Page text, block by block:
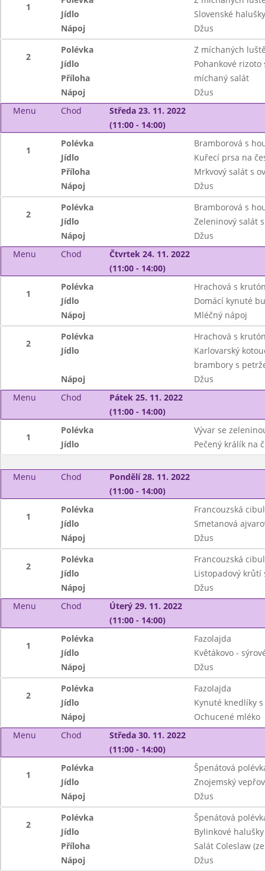
1
Jídlo
Slovenské
Nápoj
Džus
2
Polévka
Z míchaných
Jídlo
Pohankové
Příloha
míchaný salát
Nápoj
Džus
Menu
Chod
Středa 23. 11. 2022
(11:00 - 14:00)
1
Polévka
Bramborová s
Jídlo
Kuřecí prsa na
Příloha
Mrkvový salát s
Nápoj
Džus
2
Polévka
Bramborová s
Jídlo
Zeleninový salát
Nápoj
Džus
Menu
Chod
Čtvrtek 24. 11. 2022
(11:00 - 14:00)
1
Polévka
Hrachová s
Jídlo
Domácí kynuté
Nápoj
Mléčný nápoj
2
Polévka
Hrachová s
Jídlo
Karlovarský
brambory s
Nápoj
Džus
Menu
Chod
Pátek 25. 11. 2022
(11:00 - 14:00)
1
Polévka
Vývar se
Jídlo
Pečený králík na
Menu Chod
Pondělí 28. 11. 2022
(11:00 - 14:00)
1
Polévka
Francouzská
Jídlo
Smetanová
Nápoj
Džus
2
Polévka
Francouzská
Jídlo
Listopadový krůtí
Nápoj
Džus
Menu
Chod
Úterý 29. 11. 2022
(11:00 - 14:00)
1
Polévka
Fazolajda
Jídlo
Květákovo -
Nápoj
Džus
2
Polévka
Fazolajda
Jídlo
Kynuté knedlíky
Nápoj
Ochucené mléko
Menu
Chod
Středa 30. 11. 2022
(11:00 - 14:00)
1
Polévka
Špenátová
Jídlo
Znojemský
Nápoj
Džus
2
Polévka
Špenátová
Jídlo
Bylinkové
Příloha
Salát Coleslaw
Nápoj
Džus